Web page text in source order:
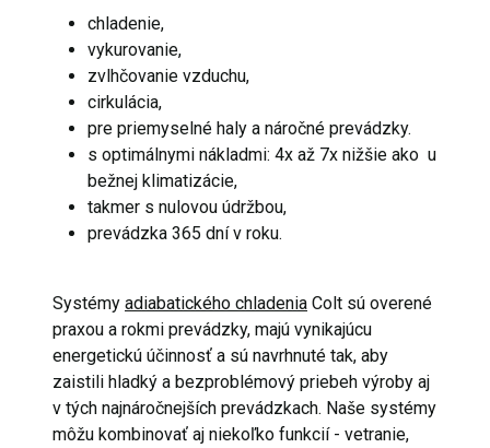
chladenie,
vykurovanie,
zvlhčovanie vzduchu,
cirkulácia,
pre priemyselné haly a náročné prevádzky.
s optimálnymi nákladmi: 4x až 7x nižšie ako u
bežnej klimatizácie,
takmer s nulovou údržbou,
prevádzka 365 dní v roku.
Systémy adiabatického chladenia Colt sú overené
praxou a rokmi prevádzky, majú vynikajúcu
energetickú účinnosť a sú navrhnuté tak, aby
zaistili hladký a bezproblémový priebeh výroby aj
v tých najnáročnejších prevádzkach. Naše systémy
môžu kombinovať aj niekoľko funkcií - vetranie,